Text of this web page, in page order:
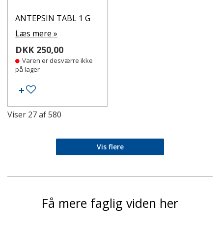
ANTEPSIN TABL 1 G
Læs mere »
DKK 250,00
Varen er desværre ikke
på lager
Tilføj til ønskeseddel
Viser 27af580
Vis flere
Få mere faglig viden her